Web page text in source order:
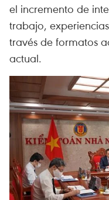
el incremento de
trabajo,
través de formatos
actual.